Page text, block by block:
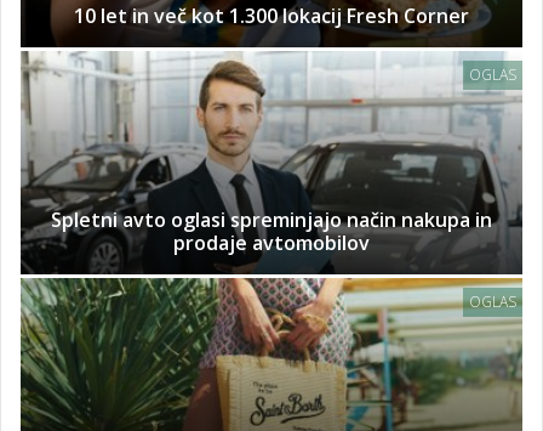
10 let in več kot 1.300 lokacij Fresh Corner
OGLAS
Spletni avto oglasi spreminjajo način nakupa in
prodaje avtomobilov
OGLAS